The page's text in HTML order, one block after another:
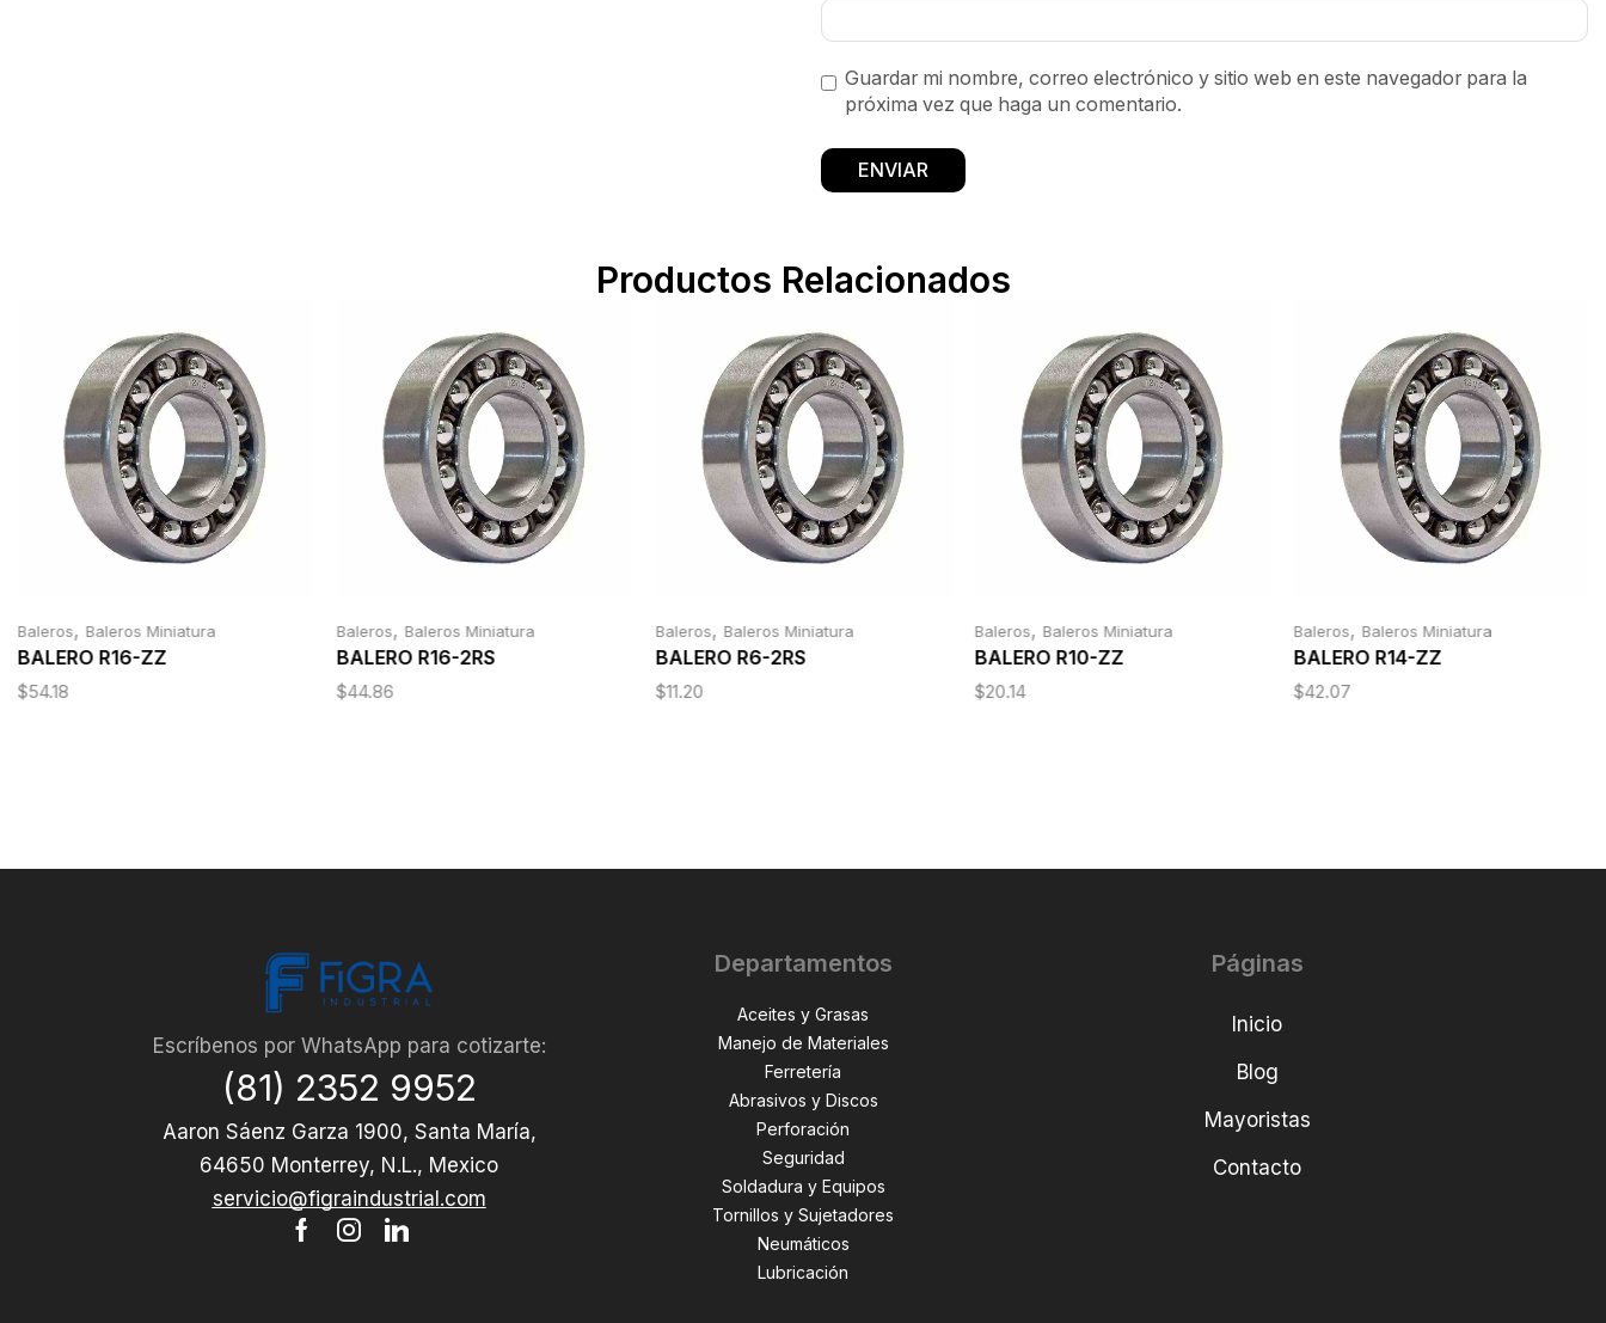
Guardar mi nombre, correo electrónico y sitio web en este navegador para la
próxima vez que haga un comentario.
Productos Relacionados
Baleros, Baleros Miniatura
BALERO R16-ZZ
$54.18
Baleros, Baleros Miniatura
BALERO R16-2RS
$44.86
Baleros, Baleros Miniatura
BALERO R6-2RS
$11.20
Baleros, Baleros Miniatura
BALERO R10-ZZ
$20.14
Baleros, Baleros Miniatura
BALERO R14-ZZ
$42.07
Escríbenos por WhatsApp para cotizarte:
(81) 2352 9952
Aaron Sáenz Garza 1900, Santa María,
64650 Monterrey, N.L., Mexico
servicio@figraindustrial.com
Departamentos
Aceites y Grasas
Manejo de Materiales
Ferretería
Abrasivos y Discos
Perforación
Seguridad
Soldadura y Equipos
Tornillos y Sujetadores
Neumáticos
Lubricación
Páginas
Inicio
Blog
Mayoristas
Contacto